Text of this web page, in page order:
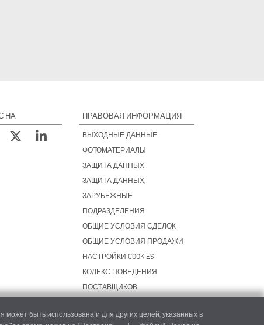
НА ПРАВОВАЯ ИНФОРМАЦИЯ
ВЫХОДНЫЕ ДАННЫЕ
ФОТОМАТЕРИАЛЫ
ЗАЩИТА ДАННЫХ
ЗАЩИТА ДАННЫХ,
ЗАРУБЕЖНЫЕ
ПОДРАЗДЕЛЕНИЯ
ОБЩИЕ УСЛОВИЯ СДЕЛОК
ОБЩИЕ УСЛОВИЯ ПРОДАЖИ
НАСТРОЙКИ COOKIES
КОДЕКС ПОВЕДЕНИЯ
ПОСТАВЩИКОВ
быть использована и для других целей, указанных в